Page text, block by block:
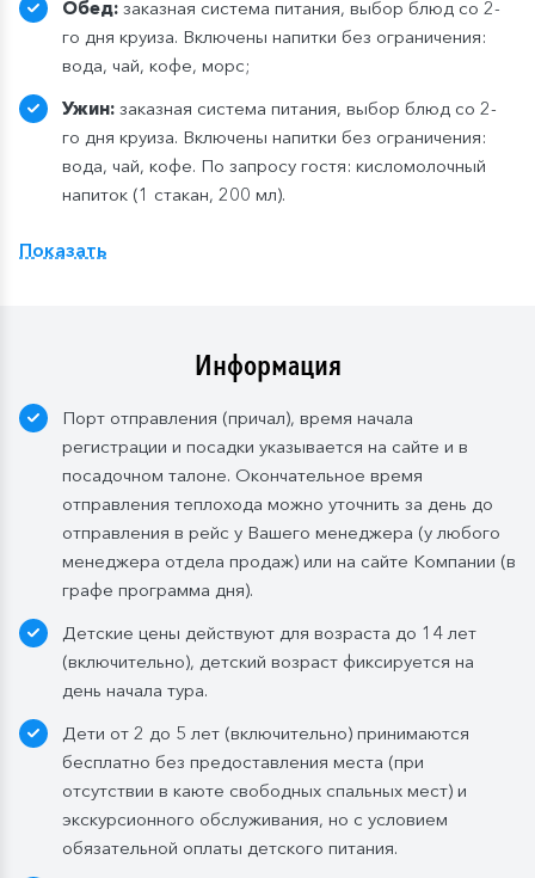
Обед: заказная система питания, выбор блюд со 2-
го дня круиза. Включены напитки без ограничения:
вода, чай, кофе, морс;
Ужин: заказная система питания, выбор блюд со 2-
го дня круиза. Включены напитки без ограничения:
вода, чай, кофе. По запросу гостя: кисломолочный
напиток (1 стакан, 200 мл).
ресторане «Нева» на шлюпочной палу
тариф предусмотрен по умолчанию.
элементами шведского стола. Включены напитки
без ограничения: вода, сок, чай, кофе. В рейсах до
4-х дней при ранней высадке в день прибытия
завтрак континентальный;
заказная система питания, выбор блюд со 2-
го дня круиза. Включены напитки без ограничения:
Ужин:
заказная система питания, выбор блюд со 2-
напиток (1 стакан, 200 мл). На выбор: вино красное /
белое / игристое (1 бокал, 125 мл) / водка (1
Бутилированная вода в каюте:
Каюты класса «Люкс» и «Полулюкс»:
ежедневное пополнение — 1 бутылка (0,5 л.) в день;
Показать
Информация
Порт отправления (причал), время начала
регистрации и посадки указывается на сайте и в
посадочном талоне. Окончательное время
отправления теплохода можно уточнить за день до
отправления в рейс у Вашего менеджера (у любого
менеджера отдела продаж) или на сайте Компании (в
графе программа дня).
Детские цены действуют для возраста до 14 лет
(включительно), детский возраст фиксируется на
день начала тура.
Дети от 2 до 5 лет (включительно) принимаются
бесплатно без предоставления места (при
отсутствии в каюте свободных спальных мест) и
экскурсионного обслуживания, но с условием
обязательной оплаты детского питания.